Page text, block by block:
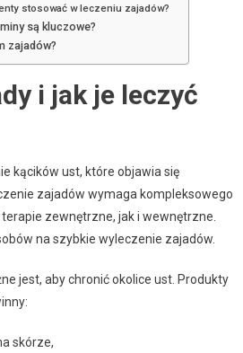
stosować w leczeniu zajadów?
są kluczowe?
zajadów?
i jak je leczyć
kącików ust, które objawia się
zajadów wymaga kompleksowego
zewnętrzne, jak i wewnętrzne.
na szybkie wyleczenie zajadów.
jest, aby chronić okolice ust. Produkty
skórze,